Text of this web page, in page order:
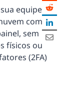
equipe
com
sem
físicos ou
(2FA)